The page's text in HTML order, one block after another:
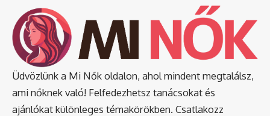
Üdvözlünk a Mi Nők oldalon, ahol mindent megtalálsz,
ami nőknek való! Felfedezhetsz tanácsokat és
ajánlókat különleges témakörökben. Csatlakozz